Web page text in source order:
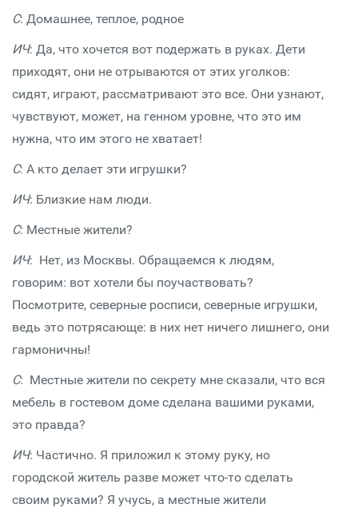
С: Домашнее, теплое, родное
ИЧ: Да, что хочется вот подержать в руках. Дети
приходят, они не отрываются от этих уголков:
сидят, играют, рассматривают это все. Они узнают,
чувствуют, может, на генном уровне, что это им
нужна, что им этого не хватает!
С: А кто делает эти игрушки?
ИЧ: Близкие нам люди.
С: Местные жители?
ИЧ: Нет, из Москвы. Обращаемся к людям,
говорим: вот хотели бы поучаствовать?
Посмотрите, северные росписи, северные игрушки,
ведь это потрясающе: в них нет ничего лишнего, они
гармоничны!
С: Местные жители по секрету мне сказали, что вся
мебель в гостевом доме сделана вашими руками,
это правда?
ИЧ: Частично. Я приложил к этому руку, но
городской житель разве может что-то сделать
своим руками? Я учусь, а местные жители